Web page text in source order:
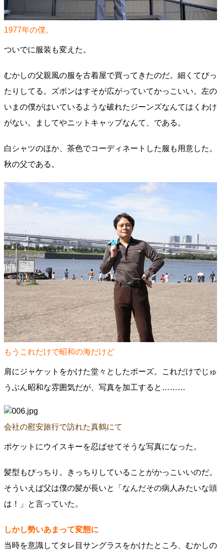
1977年の僕。
ついでに服装も変えた。
むかしの父親風の服を古着屋で買ってきたのだ。細くてぴっ
たりしてる。ズボンはすそが広がっていてかっこいい。左の
いまの僕がはいているような破れたジーンズなんてはくわけ
がない。ましてやニットキャップなんて、である。
白シャツのほか、茶色でコーディネートした服も用意した。
秋の父である。
もうこれだけで昭和の海だけど
肩にジャケットをかけた堂々としたポーズ。これだけでじゅ
うぶん昭和な雰囲気だが、写真を加工すると………
会社の慰安旅行で訪れた真鶴にて
ポケットにウイスキーを忍ばせてそうな写真になった。
髪型もぴっちり。きっちりしていることがかっこいいのだ。
そういえば父は僕の髪が長いと「なんだその病人みたいな頭
は！」と言っていた。
しかし勢いあまって変態に
当時を意識してタレ目サングラスをかけたところ、むかしの